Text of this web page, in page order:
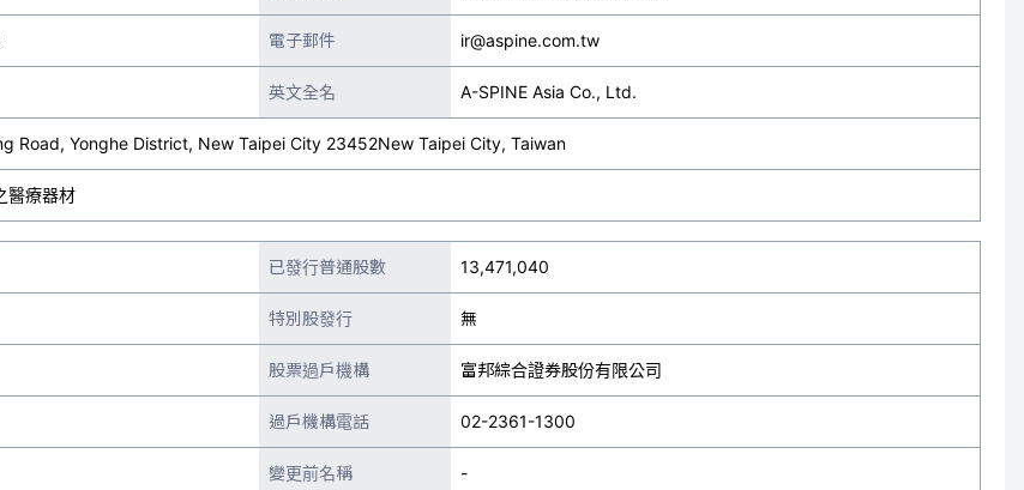
電子郵件 ir@aspine.com.tw
英文全名 A-SPINE Asia Co., Ltd.
Road, Yonghe District, New Taipei City 23452New Taipei City, Taiwan
醫療器材
已發行普通股數 13,471,040
特別股發行 無
股票過戶機構 富邦綜合證券股份有限公司
過戶機構電話 02-2361-1300
變更前名稱 -